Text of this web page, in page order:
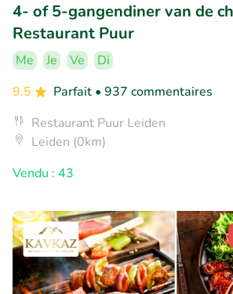
4- of 5-gangendiner van de
Restaurant Puur
Me Je Ve
Di
9.5
Parfait • 937 commentaires
Restaurant Puur Leiden
Leiden (0km)
Vendu : 43